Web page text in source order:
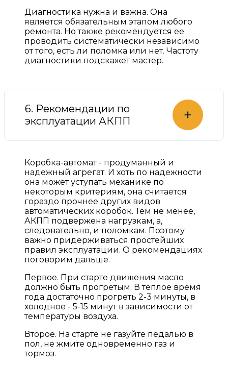
Диагностика нужна и важна. Она
является обязательным этапом любого
ремонта. Но также рекомендуется ее
проводить систематически независимо
от того, есть ли поломка или нет. Частоту
диагностики подскажет мастер.
6. Рекомендации по
эксплуатации АКПП
+
Коробка-автомат - продуманный и
надежный агрегат. И хоть по надежности
она может уступать механике по
некоторым критериям, она считается
гораздо прочнее других видов
автоматических коробок. Тем не менее,
АКПП подвержена нагрузкам, а,
следовательно, и поломкам. Поэтому
важно придерживаться простейших
правил эксплуатации. О рекомендациях
поговорим дальше.
Первое. При старте движения масло
должно быть прогретым. В теплое время
года достаточно прогреть 2-3 минуты, в
холодное - 5-15 минут в зависимости от
температуры воздуха.
Второе. На старте не газуйте педалью в
пол, не жмите одновременно газ и
тормоз.